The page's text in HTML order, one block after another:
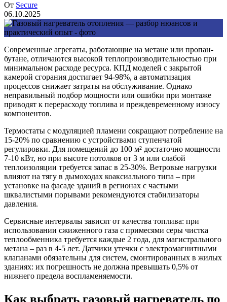
От Secure
06.10.2025
Современные агрегаты, работающие на метане или пропан-
бутане, отличаются высокой теплопроизводительностью при
минимальном расходе ресурса. КПД моделей с закрытой
камерой сгорания достигает 94-98%, а автоматизация
процессов снижает затраты на обслуживание. Однако
неправильный подбор мощности или ошибки при монтаже
приводят к перерасходу топлива и преждевременному износу
компонентов.
Термостаты с модуляцией пламени сокращают потребление на
15-20% по сравнению с устройствами ступенчатой
регулировки. Для помещений до 100 м² достаточно мощности
7-10 кВт, но при высоте потолков от 3 м или слабой
теплоизоляции требуется запас в 25-30%. Ветровые нагрузки
влияют на тягу в дымоходах коаксиального типа – при
установке на фасаде зданий в регионах с частыми
шквалистыми порывами рекомендуются стабилизаторы
давления.
Сервисные интервалы зависят от качества топлива: при
использовании сжиженного газа с примесями серы чистка
теплообменника требуется каждые 2 года, для магистрального
метана – раз в 4-5 лет. Датчики утечки с электромагнитными
клапанами обязательны для систем, смонтированных в жилых
зданиях: их погрешность не должна превышать 0,5% от
нижнего предела воспламеняемости.
Как выбрать газовый нагреватель по